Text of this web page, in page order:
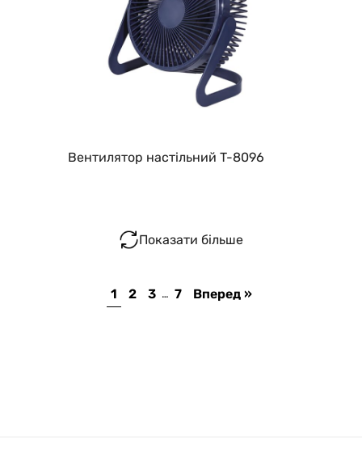
Вентилятор настільний T-8096
Показати більше
1 2 3 … 7 Вперед »